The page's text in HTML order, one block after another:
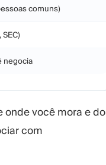
comuns)
negocia
onde você mora e do
com